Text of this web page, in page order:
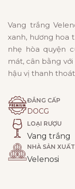
Vang trắng
xanh, hương hoa
nhẹ hòa quyện
mát, cân bằng
hậu vị thanh
ĐẲNG CẤP
DOCG
LOẠI RƯỢU
Vang trắng
NHÀ SẢN XUẤT
Velenosi